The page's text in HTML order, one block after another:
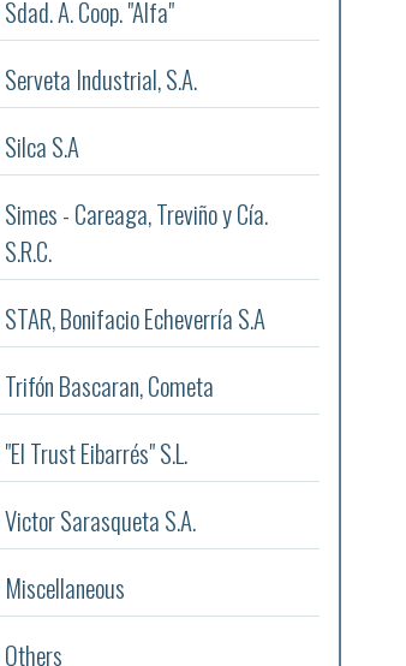
Sdad. A. Coop. "Alfa"
Serveta Industrial, S.A.
Silca S.A
Simes - Careaga, Treviño y Cía.
S.R.C.
STAR, Bonifacio Echeverría S.A
Trifón Bascaran, Cometa
"El Trust Eibarrés" S.L.
Victor Sarasqueta S.A.
Miscellaneous
Others